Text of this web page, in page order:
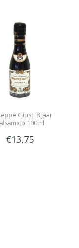
Giusti 8 jaar
100ml
€13,75